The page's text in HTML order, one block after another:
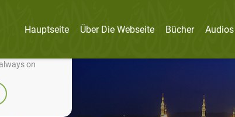
improve it.
on
Hauptseite Über Die Webseite Bücher Audios